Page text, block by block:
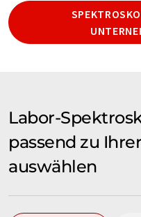
Labor-
passend zu
auswählen